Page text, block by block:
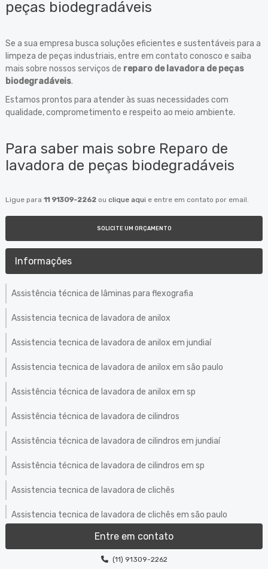
peças biodegradáveis
Se a sua empresa busca soluções eficientes e sustentáveis para a
limpeza de peças industriais, entre em contato conosco e saiba
mais sobre nossos serviços de reparo de lavadora de peças
biodegradáveis.
Estamos prontos para atender às suas necessidades com
qualidade, comprometimento e respeito ao meio ambiente.
Para saber mais sobre Reparo de
lavadora de peças biodegradáveis
Ligue para 11 91309-2262 ou clique aqui e entre em contato por email.
SOLICITE UM ORÇAMENTO
Informações
Assistência técnica de lâminas para flexografia
Assistencia tecnica de lavadora de anilox
Assistencia tecnica de lavadora de anilox em jundiaí
Assistencia tecnica de lavadora de anilox em são paulo
Assistência técnica de lavadora de anilox em sp
Assistência técnica de lavadora de cilindros
Assistência técnica de lavadora de cilindros em jundiaí
Assistência técnica de lavadora de cilindros em sp
Assistencia tecnica de lavadora de clichês
Assistencia tecnica de lavadora de clichês em são paulo
Assistência técnica de lavadora de clichês em sp
Assistência técnica de máquinas de limpeza de equipamentos
Entre em contato
(11) 91309-2262